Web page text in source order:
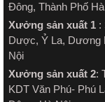
Đông, Thành Phố
Xưởng sản xuất 1 :
Dược, Ỷ La, Dương
Nội
Xưởng sản xuất 2:
KDT Văn Phú- Phú